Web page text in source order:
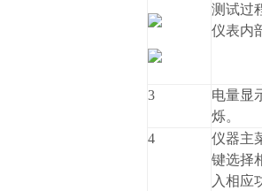
测试过
仪表内
3
电量显
烁。
4
仪器主
键选择
入相应